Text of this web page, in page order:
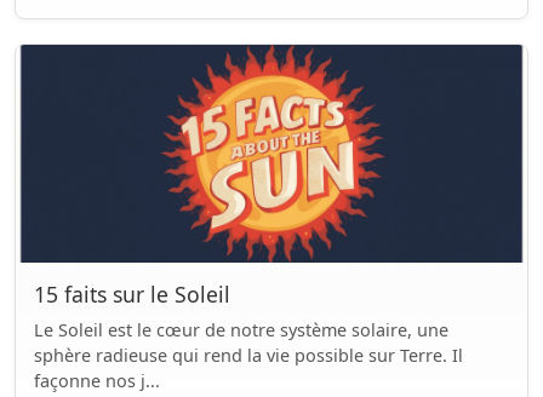
15 faits sur le Soleil
Le Soleil est le cœur de notre système solaire, une
sphère radieuse qui rend la vie possible sur Terre. Il
façonne nos j...